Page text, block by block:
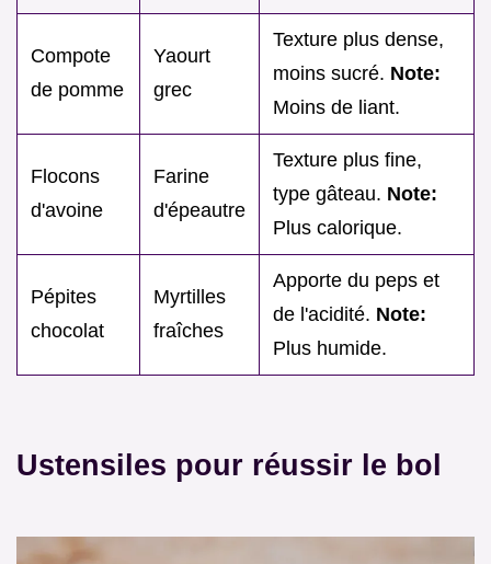
Compote
de pomme
Yaourt
grec
Texture plus dense,
moins sucré. Note:
Moins de liant.
Flocons
d'avoine
Farine
d'épeautre
Texture plus fine,
type gâteau. Note:
Plus calorique.
Pépites
chocolat
Myrtilles
fraîches
Apporte du peps et
de l'acidité. Note:
Plus humide.
Ustensiles pour réussir le bol